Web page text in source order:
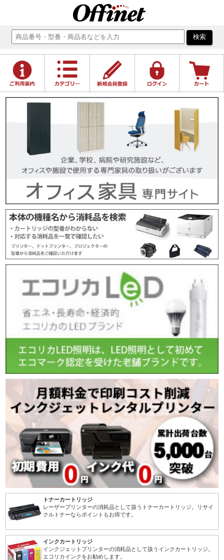
トナーカートリッジ
レーザープリンターの消耗品として扱うトナーカートリッジ。リサイ
クルトナーならポイントもお得です。
インクカートリッジ
インクジェットプリンターの消耗品として扱うインクカートリッジ。
エコリカインクをお勧めします。